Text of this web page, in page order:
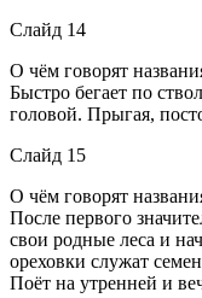
Слайд 14
О чём говорят
Быстро бегает по
головой. Прыгая,
Слайд 15
О чём говорят
После первого
свои родные леса и
ореховки служат
Поёт на утренней и